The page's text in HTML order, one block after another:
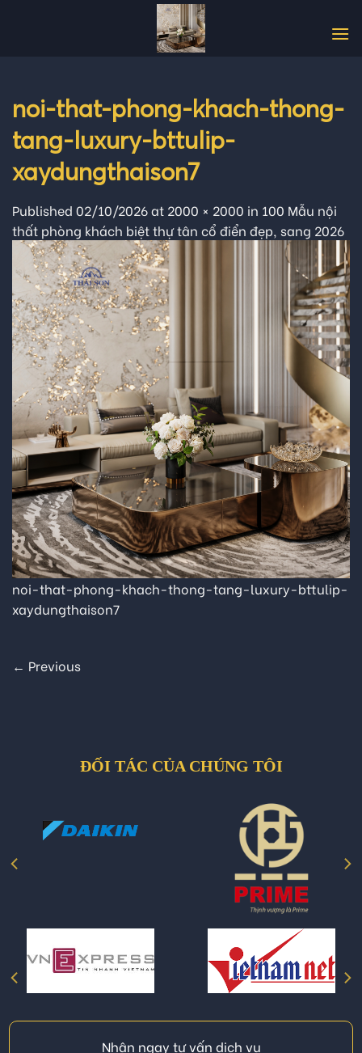
noi-that-phong-khach-thong-
tang-luxury-bttulip-
xaydungthaison7
Published 02/10/2026at 2000 × 2000 in 100 Mẫu nội
thất phòng khách biệt thự tân cổ điển đẹp, sang 2026
noi-that-phong-khach-thong-tang-luxury-bttulip-
xaydungthaison7
← Previous
ĐỐI TÁC CỦA CHÚNG TÔI
Nhận ngay tư vấn dịch vụ